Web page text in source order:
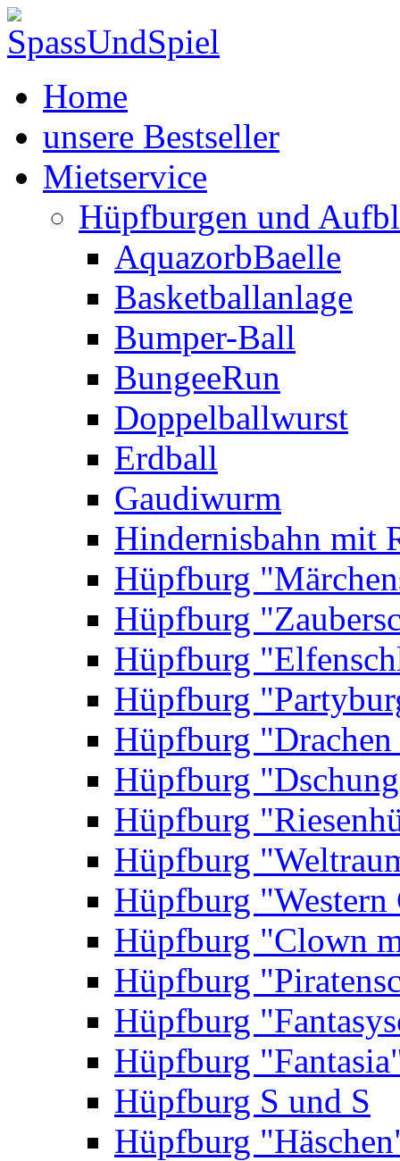
Home
unsere Bestseller
Mietservice
Hüpfburgen und
AquazorbBaelle
Basketballanlage
Bumper-Ball
BungeeRun
Doppelballwurst
Erdball
Gaudiwurm
Hindernisbahn mit
Hüpfburg
Hüpfburg
Hüpfburg
Hüpfburg
Hüpfburg
Hüpfburg
Hüpfburg
Hüpfburg
Hüpfburg
Hüpfburg "Clown
Hüpfburg
Hüpfburg
Hüpfburg
Hüpfburg S und S
Hüpfburg